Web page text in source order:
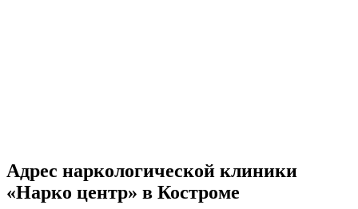
Адрес наркологической клиники
«Нарко центр» в Костроме